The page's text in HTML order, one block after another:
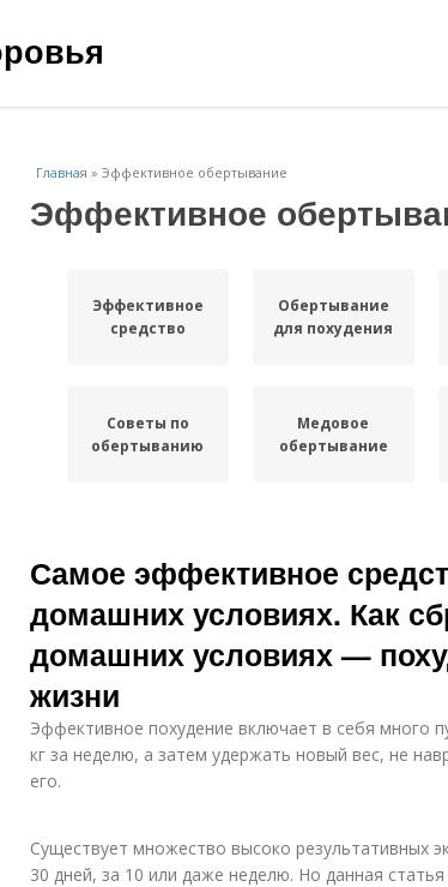
Главная » Эффективное обертывание
Эффективное
Эффективное
средство
Обертывание
для похудения
Советы по
обертыванию
Медовое
обертывание
обертывание
упражнение
Самое эффективное
домашних условиях. Как
домашних условиях —
жизни
Эффективное похудение включает в себя много
кг за неделю, а затем удержать новый вес, не
его.
Существует множество высоко результативных
30 дней, за 10 или даже неделю. Но данная